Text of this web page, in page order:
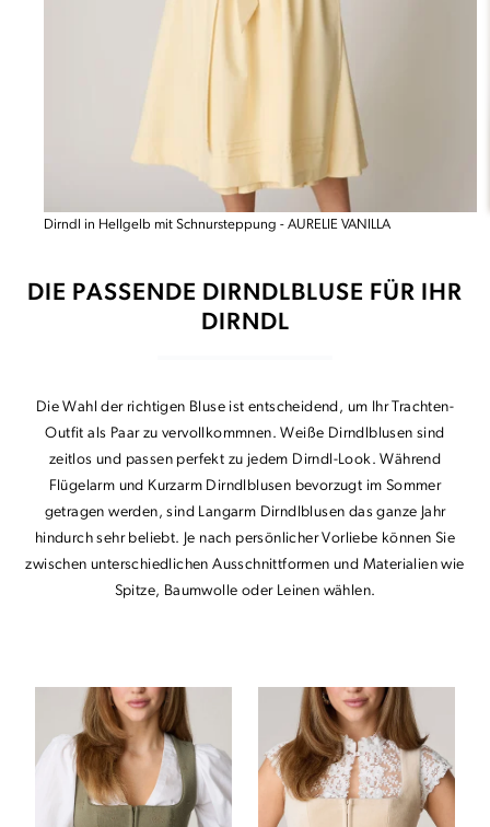
Dirndl in Hellgelb mit Schnursteppung - AURELIE VANILLA
DIE PASSENDE DIRNDLBLUSE FÜR IHR
DIRNDL
Die Wahl der richtigen Bluse ist entscheidend, um Ihr Trachten-
Outfit als Paar zu vervollkommnen. Weiße Dirndlblusen sind
zeitlos und passen perfekt zu jedem Dirndl-Look. Während
Flügelarm und Kurzarm Dirndlblusen bevorzugt im Sommer
getragen werden, sind Langarm Dirndlblusen das ganze Jahr
hindurch sehr beliebt. Je nach persönlicher Vorliebe können Sie
zwischen unterschiedlichen Ausschnittformen und Materialien wie
Spitze, Baumwolle oder Leinen wählen.